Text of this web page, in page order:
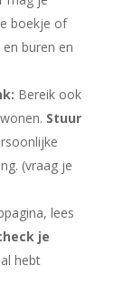
boekje of
buren en
Bereik ook
Stuur
(vraag je
lees
je
hebt